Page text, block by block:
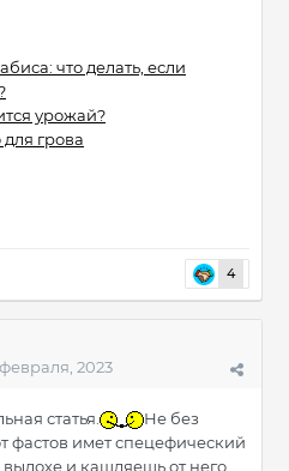
что делать, если
урожай?
грова
4
2023
статья.
Не без
фастов имет спецефический
и кашляешь от него